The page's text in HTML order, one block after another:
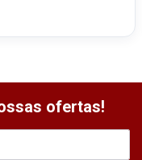
ofertas!